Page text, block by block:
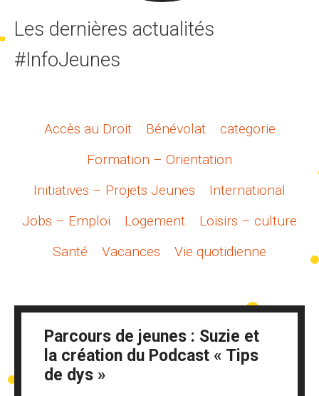
Les dernières actualités
#InfoJeunes
Accès au Droit Bénévolat
categorie
Formation – Orientation
Initiatives – Projets Jeunes
International
Jobs – Emploi
Logement
Loisirs – culture
Santé
Vacances Vie quotidienne
Parcours de jeunes : Suzie et
la création du Podcast « Tips
de dys »